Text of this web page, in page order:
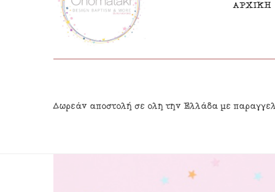
ΑΡΧΙΚΗ
Μπομπονιέρες Αγόρι
Προσκλητήρια Αγόρι
Προσκλητήρια Κορίτσι
Δωρεάν αποστολή σε όλη την Ελλάδα με